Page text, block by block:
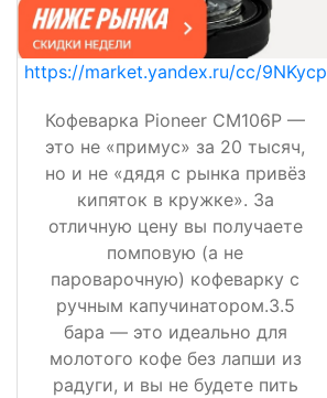
https://market.yandex.ru/cc/9NKycp
Кофеварка Pioneer CM106P —
это не «примус» за 20 тысяч,
но и не «дядя с рынка привёз
кипяток в кружке». За
отличную цену вы получаете
помповую (а не
пароварочную) кофеварку с
ручным капучинатором.3.5
бара — это идеально для
молотого кофе без лапши из
радуги, и вы не будете пить